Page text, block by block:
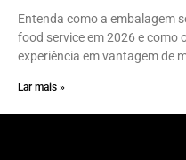
Entenda como a embalagem
food service em 2026 e como
experiência em vantagem de
Lar mais »